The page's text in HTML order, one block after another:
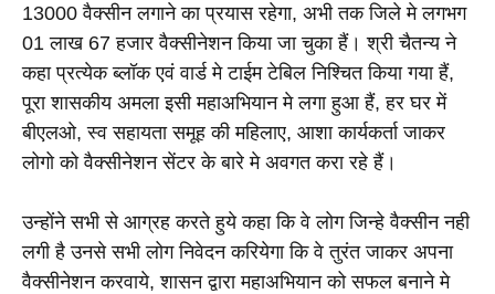
13000 वैक्सीन लगाने का प्रयास रहेगा, अभी तक जिले मे लगभग
01 लाख 67 हजार वैक्सीनेशन किया जा चुका हैं। श्री चैतन्य ने
कहा प्रत्येक ब्लॉक एवं वार्ड मे टाईम टेबिल निश्चित किया गया हैं,
पूरा शासकीय अमला इसी महाअभियान मे लगा हुआ हैं, हर घर में
बीएलओ, स्व सहायता समूह की महिलाए, आशा कार्यकर्ता जाकर
लोगो को वैक्सीनेशन सेंटर के बारे मे अवगत करा रहे हैं।
उन्होंने सभी से आग्रह करते हुये कहा कि वे लोग जिन्हे वैक्सीन नही
लगी है उनसे सभी लोग निवेदन करियेगा कि वे तुरंत जाकर अपना
वैक्सीनेशन करवाये, शासन द्वारा महाअभियान को सफल बनाने मे